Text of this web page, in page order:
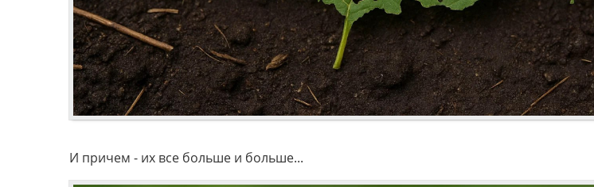
И причем - их все больше и больше...